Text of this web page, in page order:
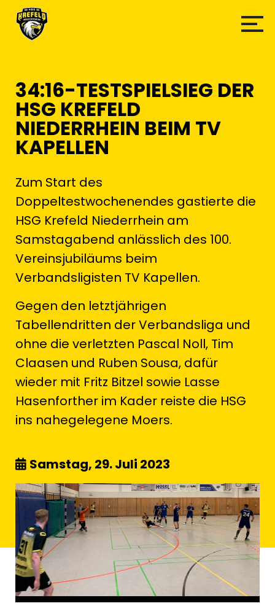
34:16-TESTSPIELSIEG DER
HSG KREFELD
NIEDERRHEIN BEIM TV
KAPELLEN
Zum Start des
Doppeltestwochenendes gastierte die
HSG Krefeld Niederrhein am
Samstagabend anlässlich des 100.
Vereinsjubiläums beim
Verbandsligisten TV Kapellen.
Gegen den letztjährigen
Tabellendritten der Verbandsliga und
ohne die verletzten Pascal Noll, Tim
Claasen und Ruben Sousa, dafür
wieder mit Fritz Bitzel sowie Lasse
Hasenforther im Kader reiste die HSG
ins nahegelegene Moers.
Samstag, 29. Juli 2023